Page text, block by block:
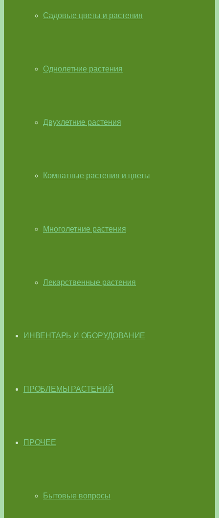
Садовые цветы и растения
Однолетние растения
Двухлетние растения
Комнатные растения и цветы
Многолетние растения
Лекарственные растения
ИНВЕНТАРЬ И ОБОРУДОВАНИЕ
ПРОБЛЕМЫ РАСТЕНИЙ
ПРОЧЕЕ
Бытовые вопросы